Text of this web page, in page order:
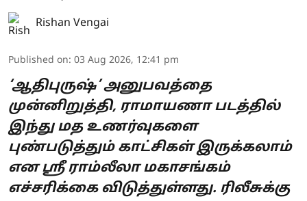
Rishan Vengai
Published on: 03 Aug 2026, 12:41 pm
‘ஆதிபுருஷ்’ அனுபவத்தை
முன்னிறுத்தி, ராமாயணா படத்தில்
இந்து மத உணர்வுகளை
புண்படுத்தும் காட்சிகள் இருக்கலாம்
என ஸ்ரீ ராம்லீலா மகாசங்கம்
எச்சரிக்கை விடுத்துள்ளது. ரிலீசுக்கு